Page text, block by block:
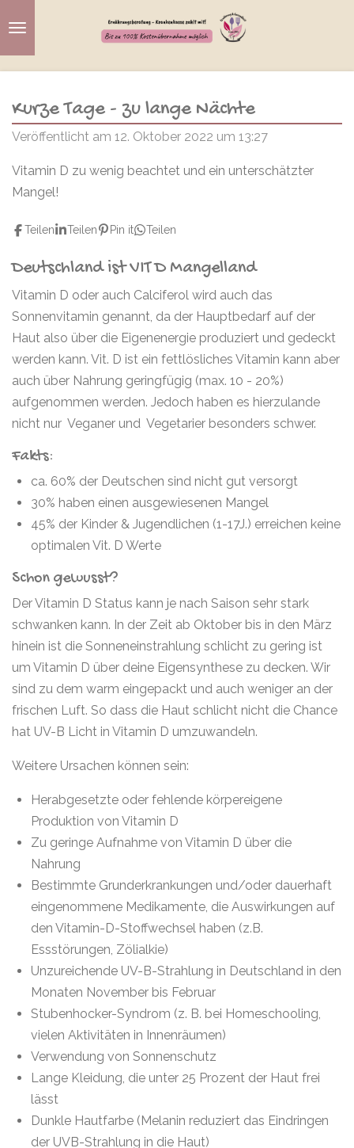
Kurze Tage - zu lange Nächte
Veröffentlicht am 12. Oktober 2022 um 13:27
Vitamin D zu wenig beachtet und ein unterschätzter
Mangel!
Teilen Teilen Pin it Teilen
Deutschland ist VIT D Mangelland
Vitamin D oder auch Calciferol wird auch das
Sonnenvitamin genannt, da der Hauptbedarf auf der
Haut also über die Eigenenergie produziert und gedeckt
werden kann. Vit. D ist ein fettlösliches Vitamin kann aber
auch über Nahrung geringfügig (max. 10 - 20%)
aufgenommen werden. Jedoch haben es hierzulande
nicht nur Veganer und Vegetarier besonders schwer.
Fakts:
ca. 60% der Deutschen sind nicht gut versorgt
30% haben einen ausgewiesenen Mangel
45% der Kinder & Jugendlichen (1-17J.) erreichen keine
optimalen Vit. D Werte
Schon gewusst?
Der Vitamin D Status kann je nach Saison sehr stark
schwanken kann. In der Zeit ab Oktober bis in den März
hinein ist die Sonneneinstrahlung schlicht zu gering ist
um Vitamin D über deine Eigensynthese zu decken. Wir
sind zu dem warm eingepackt und auch weniger an der
frischen Luft. So dass die Haut schlicht nicht die Chance
hat UV-B Licht in Vitamin D umzuwandeln.
Weitere Ursachen können sein:
Herabgesetzte oder fehlende körpereigene
Produktion von Vitamin D
Zu geringe Aufnahme von Vitamin D über die
Nahrung
Bestimmte Grunderkrankungen und/oder dauerhaft
eingenommene Medikamente, die Auswirkungen auf
den Vitamin-D-Stoffwechsel haben (z.B.
Essstörungen, Zölialkie)
Unzureichende UV-B-Strahlung in Deutschland in den
Monaten November bis Februar
Stubenhocker-Syndrom (z. B. bei Homeschooling,
vielen Aktivitäten in Innenräumen)
Verwendung von Sonnenschutz
Lange Kleidung, die unter 25 Prozent der Haut frei
lässt
Dunkle Hautfarbe (Melanin reduziert das Eindringen
der UVB-Strahlung in die Haut)